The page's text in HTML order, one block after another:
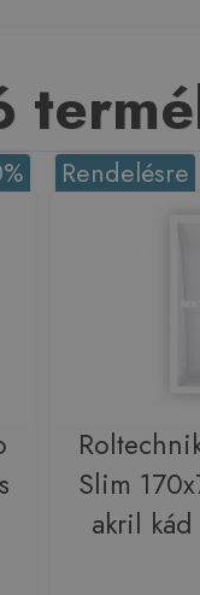
Rendelésre
Slim
akril kád